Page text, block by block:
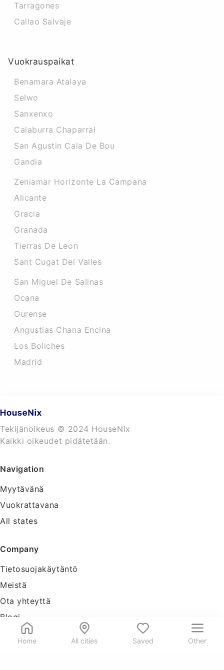
Home All cities Saved Other
Tarragones
Callao Salvaje
Vuokrauspaikat
Benamara Atalaya
Selwo
Sanxenxo
Calaburra Chaparral
San Agustin Cala De Bou
Gandia
Zeniamar Horizonte La Campana
Alicante
Gracia
Granada
Tierras De Leon
Sant Cugat Del Valles
San Miguel De Salinas
Ocana
Ourense
Angustias Chana Encina
Los Boliches
Madrid
Tekijänoikeus © 2024 HouseNix
Kaikki oikeudet pidätetään.
Navigation
Myytävänä
Vuokrattavana
All states
Company
Tietosuojakäytäntö
Meistä
Ota yhteyttä
Blogi
Tools